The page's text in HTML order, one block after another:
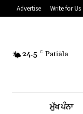
Advertise Write for Us
24.5 C Patiāla
ਮੁੱਖ ਪੰਨਾ